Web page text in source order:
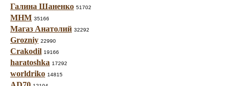
Галина Шаненко 51702
МНМ 35166
Магаз Анатолий 32292
Grozniy 22990
Crakodil 19166
haratoshka 17292
worldriko 14815